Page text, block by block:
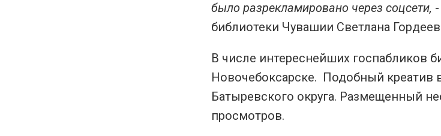
было разрекламировано через соцсети,
библиотеки Чувашии Светлана
В числе интереснейших госпабликов
Новочебоксарске. Подобный креатив
Батыревского округа. Размещенный
просмотров.